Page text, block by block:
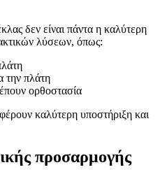
δεν είναι πάντα η καλύτερη
λύσεων, όπως:
την πλάτη
ορθοστασία
καλύτερη υποστήριξη και
προσαρμογής